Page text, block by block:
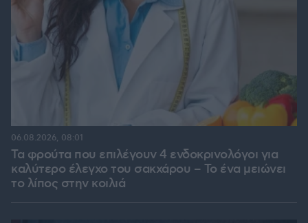
Τα φρούτα που επιλέγουν 4 ενδοκρινολόγοι για
καλύτερο έλεγχο του σακχάρου – Το ένα μειώνει
το λίπος στην κοιλιά
06.08.2026, 08:01